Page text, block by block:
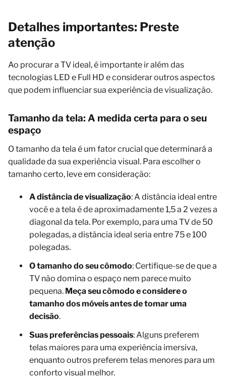
Detalhes importantes: Preste
atenção
Ao procurar a TV ideal, é importante ir além das
tecnologias LED e Full HD e considerar outros aspectos
que podem influenciar sua experiência de visualização.
Tamanho da tela: A medida certa para o seu
espaço
O tamanho da tela é um fator crucial que determinará a
qualidade da sua experiência visual. Para escolher o
tamanho certo, leve em consideração:
A distância de visualização: A distância ideal entre
você e a tela é de aproximadamente 1,5 a 2 vezes a
diagonal da tela. Por exemplo, para uma TV de 50
polegadas, a distância ideal seria entre 75 e 100
polegadas.
O tamanho do seu cômodo: Certifique-se de que a
TV não domina o espaço nem parece muito
pequena. Meça seu cômodo e considere o
tamanho dos móveis antes de tomar uma
decisão.
Suas preferências pessoais: Alguns preferem
telas maiores para uma experiência imersiva,
enquanto outros preferem telas menores para um
conforto visual melhor.